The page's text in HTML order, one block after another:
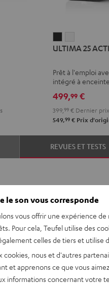
25
Night
Black
25
Pure
White
ULTIMA 25
Prêt à l'emploi
intégré à enceinte
499,99€
399, 99€Dernier prix
549,99€Prix
REVUES ET TESTS
une utilisation intuitive
se fondre dans une
le son vous corresponde
vous offrir une expérience
Pour cela, Teufel utilise des
celles de tiers et utilise
cookies, nous et d'autres
et apprenons ce que vous
informations concernant votre